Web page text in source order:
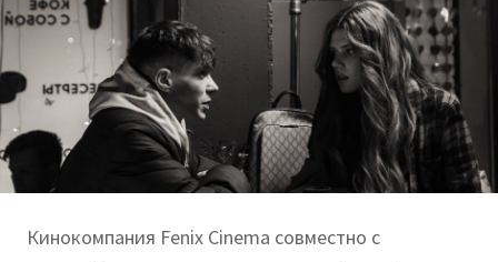
Кинокомпания Fenix Cinema совместно с